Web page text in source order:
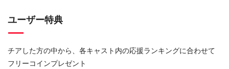
ユーザー特典
チアした方の中から、各キャスト内の応援ランキングに合わせて
フリーコインプレゼント